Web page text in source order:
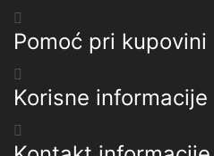
Pomoć pri kupovini
Korisne informacije